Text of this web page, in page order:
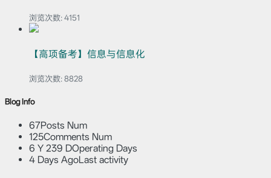
浏览次数: 4151
【高项备考】信息与信息化
浏览次数: 8828
Blog Info
67Posts Num
125Comments Num
6 Y 239 DOperating Days
4 Days AgoLast activity